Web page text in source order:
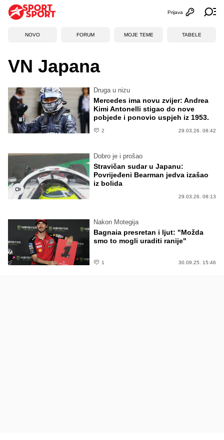
Otvori
Prijava
NOVO FORUM MOJE TEME TABELE
VN Japana
Druga u nizu
Mercedes ima novu zvijer: Andrea
Kimi Antonelli stigao do nove
pobjede i ponovio uspjeh iz 1953.
2 29.03.26. 08:42
Dobro je i prošao
Stravičan sudar u Japanu:
Povrijeđeni Bearman jedva izašao
iz bolida
29.03.26. 08:13
Nakon Motegija
Bagnaia presretan i ljut: "Možda
smo to mogli uraditi ranije"
1 30.09.25. 15:46